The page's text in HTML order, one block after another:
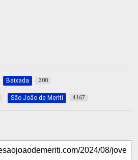
Baixada 300
São João de Meriti 4167